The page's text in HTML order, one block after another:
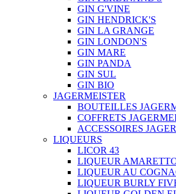
GIN G'VINE
GIN HENDRICK'S
GIN LA GRANGE
GIN LONDON'S
GIN MARE
GIN PANDA
GIN SUL
GIN BIO
JAGERMEISTER
BOUTEILLES
COFFRETS
ACCESSOIRES
LIQUEURS
LICOR 43
LIQUEUR
LIQUEUR AU
LIQUEUR BURLY